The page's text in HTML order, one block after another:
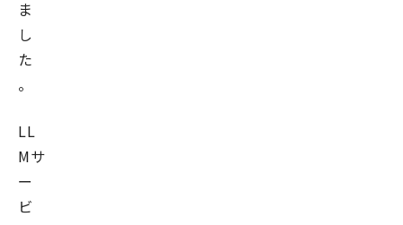
ま
し
た
。
LL
Mサ
ー
ビ